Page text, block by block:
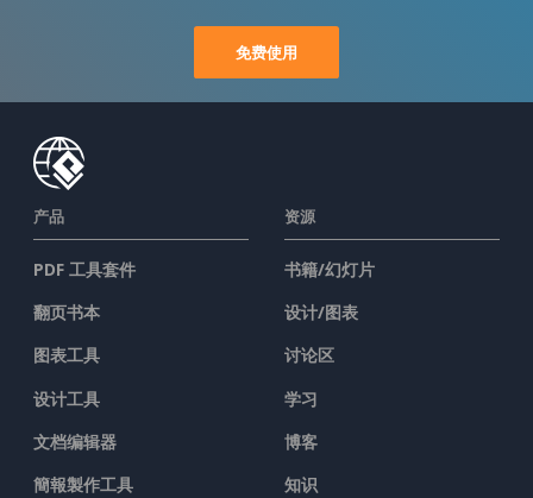
免费使用
产品
PDF 工具套件
翻页书本
图表工具
设计工具
文档编辑器
簡報製作工具
资源
书籍/幻灯片
设计/图表
讨论区
学习
博客
知识